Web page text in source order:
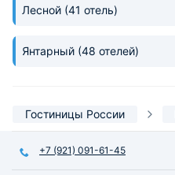
Лесной (41 отель)
Янтарный (48 отелей)
Гостиницы России
+7 (921) 091-61-45